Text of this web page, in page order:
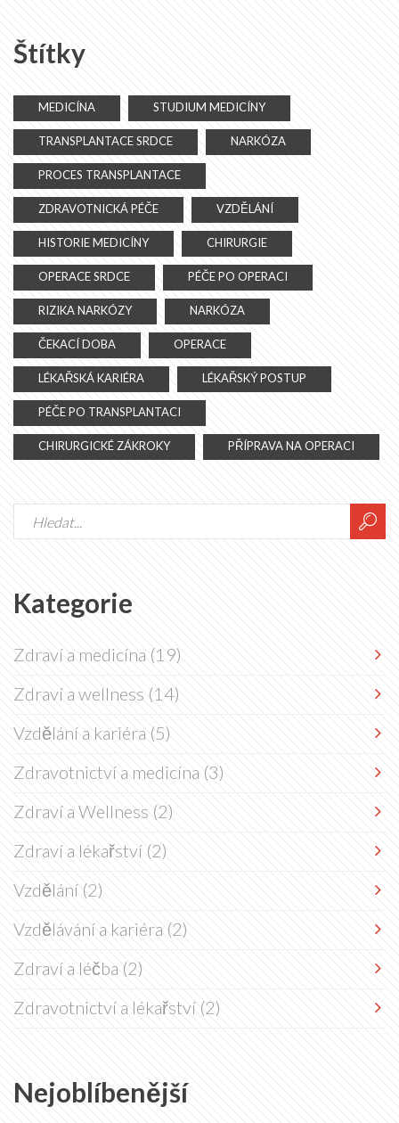
Štítky
MEDICÍNA STUDIUM MEDICÍNY
TRANSPLANTACE SRDCE NARKÓZA
PROCES TRANSPLANTACE
ZDRAVOTNICKÁ PÉČE VZDĚLÁNÍ
HISTORIE MEDICÍNY CHIRURGIE
OPERACE SRDCE PÉČE PO OPERACI
RIZIKA NARKÓZY NARKÓZA
ČEKACÍ DOBA OPERACE
LÉKAŘSKÁ KARIÉRA LÉKAŘSKÝ POSTUP
PÉČE PO TRANSPLANTACI
CHIRURGICKÉ ZÁKROKY PŘÍPRAVA NA OPERACI
Kategorie
Zdraví a medicína (19)
Zdraví a wellness (14)
Vzdělání a kariéra (5)
Zdravotnictví a medicína (3)
Zdraví a Wellness (2)
Zdraví a lékařství (2)
Vzdělání (2)
Vzdělávání a kariéra (2)
Zdraví a léčba (2)
Zdravotnictví a lékařství (2)
Nejoblíbenější